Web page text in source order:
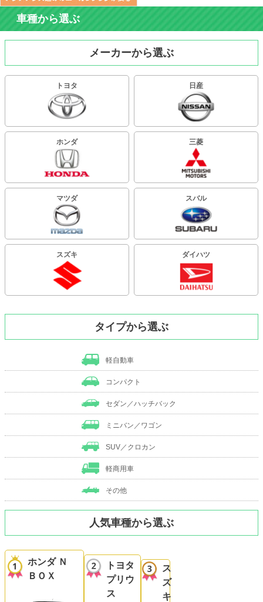
車種から選ぶ
メーカーから選ぶ
トヨタ 日産
ホンダ 三菱
マツダ スバル
スズキ ダイハツ
タイプから選ぶ
軽自動車
コンパクト
セダン／ハッチバック
ミニバン／ワゴン
SUV／クロカン
軽商用車
その他
人気車種から選ぶ
ホンダ Ｎ
ＢＯＸ
トヨタ
プリウ
ス
ス
ズ
キ